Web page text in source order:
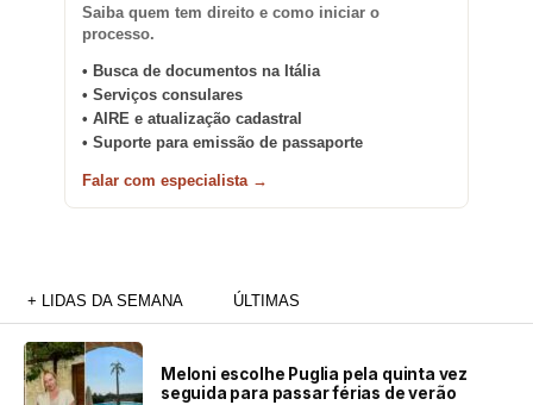
Saiba quem tem direito e como iniciar o
processo.
• Busca de documentos na Itália
• Serviços consulares
• AIRE e atualização cadastral
• Suporte para emissão de passaporte
Falar com especialista →
+ LIDAS DA SEMANA ÚLTIMAS
Meloni escolhe Puglia pela quinta vez
seguida para passar férias de verão